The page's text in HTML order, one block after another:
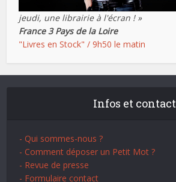
jeudi, une librairie à l'écran ! »
France 3 Pays de la Loire
"Livres en Stock" / 9h50 le matin
Infos et contact
- Qui sommes-nous ?
- Comment déposer un Petit Mot ?
- Revue de presse
- Formulaire contact